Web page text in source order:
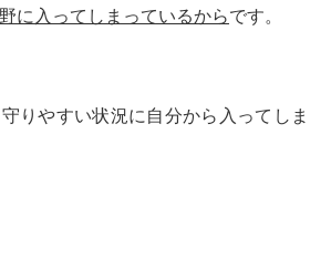
に入ってしまっているからです。
りやすい状況に自分から入ってしま